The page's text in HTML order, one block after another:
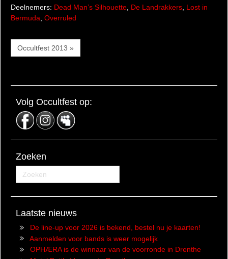
Deelnemers: Dead Man’s Silhouette De Landrakkers Lost in
Bermuda Overruled
Occultfest 2013 »
Volg Occultfest op:
Zoeken
Laatste nieuws
De line-up voor 2026 is bekend, bestel nu je kaarten!
Aanmelden voor bands is weer mogelijk
OPHÆRA is de winnaar van de voorronde in Drenthe